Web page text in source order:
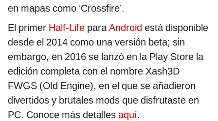
en mapas como ‘Crossfire’.
El primer Half-Life para Android está disponible
desde el 2014 como una versión beta; sin
embargo, en 2016 se lanzó en la Play Store la
edición completa con el nombre Xash3D
FWGS (Old Engine), en el que se añadieron
divertidos y brutales mods que disfrutaste en
PC. Conoce más detalles aquí.